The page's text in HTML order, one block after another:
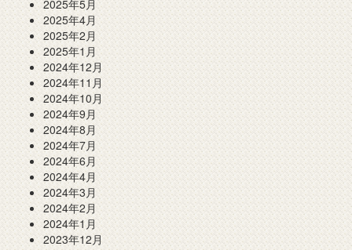
2025年5月
2025年4月
2025年2月
2025年1月
2024年12月
2024年11月
2024年10月
2024年9月
2024年8月
2024年7月
2024年6月
2024年4月
2024年3月
2024年2月
2024年1月
2023年12月